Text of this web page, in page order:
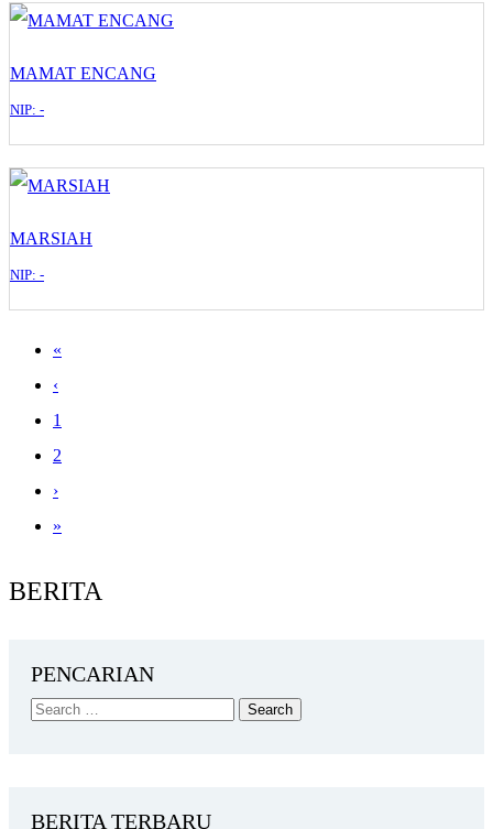
MAMAT ENCANG
NIP: -
MARSIAH
NIP: -
«
‹
1
2
›
»
BERITA
PENCARIAN
BERITA TERBARU